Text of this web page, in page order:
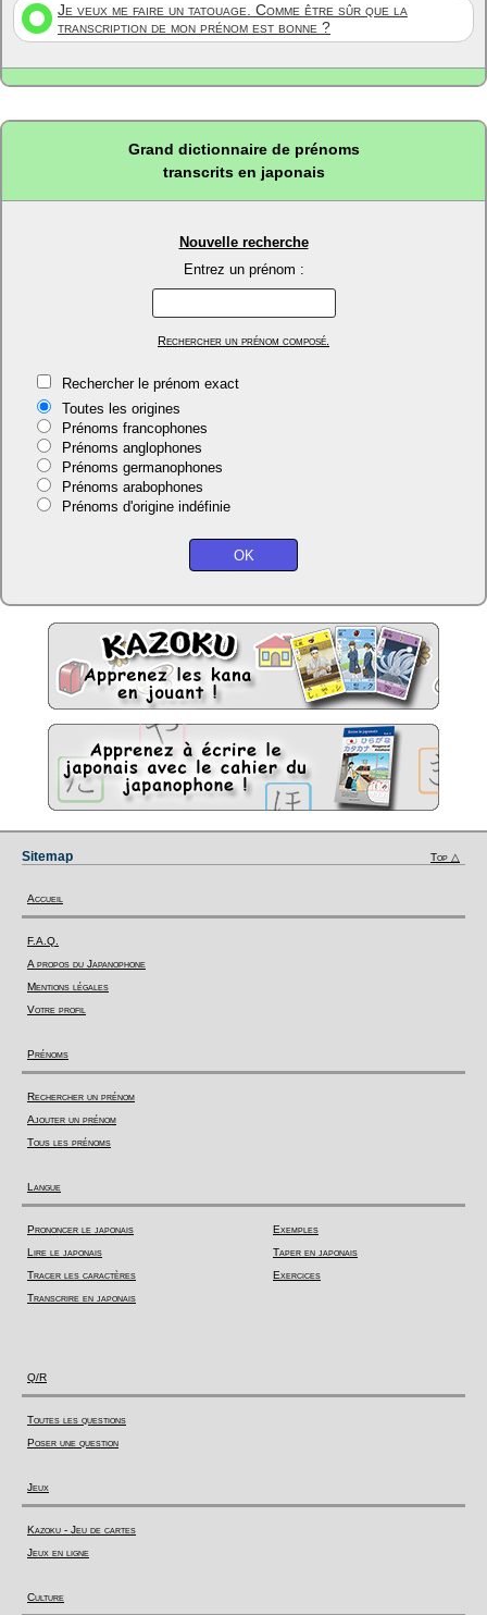
Je veux me faire un tatouage. Comme être sûr que la
transcription de mon prénom est bonne ?
Grand dictionnaire de prénoms
transcrits en japonais
Nouvelle recherche
Entrez un prénom :
Rechercher un prénom composé.
Rechercher le prénom exact
Toutes les origines
Prénoms francophones
Prénoms anglophones
Prénoms germanophones
Prénoms arabophones
Prénoms d'origine indéfinie
Sitemap Top △
Accueil
F.A.Q.
A propos du Japanophone
Mentions légales
Votre profil
Prénoms
Rechercher un prénom
Ajouter un prénom
Tous les prénoms
Langue
Prononcer le japonais
Lire le japonais
Tracer les caractères
Transcrire en japonais
Exemples
Taper en japonais
Exercices
Q/R
Toutes les questions
Poser une question
Jeux
Kazoku - Jeu de cartes
Jeux en ligne
Culture